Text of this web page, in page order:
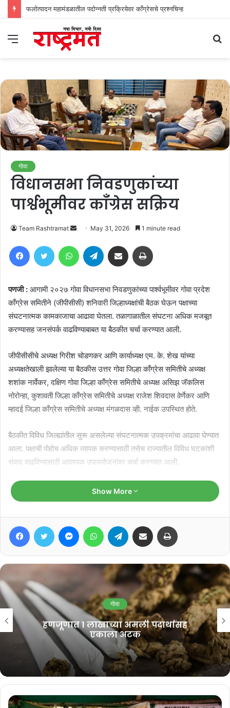
फलोत्पादन महामंडळातील पदोन्नती प्रक्रियेवर काँग्रेसचे प्रश्नचिन्ह
Menu
गोवा
विधानसभा निवडणुकांच्या
पार्श्वभूमीवर काँग्रेस सक्रिय
Team Rashtramat
Send
email
May 31, 2026 1 minute read
FacebookTwitter WhatsAppTelegram Share via Email
पणजी : आगामी २०२७ गोवा विधानसभा निवडणुकांच्या पार्श्वभूमीवर गोवा प्रदेश
काँग्रेस समितीने (जीपीसीसी) शनिवारी जिल्हाध्यक्षांची बैठक घेऊन पक्षाच्या
संघटनात्मक कामकाजाचा आढावा घेतला. तळागाळातील संघटना अधिक मजबूत
करण्यासह जनसंपर्क वाढविण्याबाबत या बैठकीत चर्चा करण्यात आली.
जीपीसीसीचे अध्यक्ष गिरीश चोडणकर आणि कार्याध्यक्ष एम. के. शेख यांच्या
अध्यक्षतेखाली झालेल्या या बैठकीस उत्तर गोवा जिल्हा काँग्रेस समितीचे अध्यक्ष
शशांक नार्वेकर, दक्षिण गोवा जिल्हा काँग्रेस समितीचे अध्यक्ष असिझ जॅकलिस
नोरोन्हा, कुशावती जिल्हा काँग्रेस समितीचे अध्यक्ष राजेश शिवदास वेर्णेकर आणि
म्हादई जिल्हा काँग्रेस समितीचे अध्यक्ष मंगळदास व्ही. नाईक उपस्थित होते.
बैठकीत विविध जिल्ह्यांतील सुरू असलेल्या संघटनात्मक उपक्रमांचा आढावा घेण्यात
आला. पक्षाची पोहोच अधिक व्यापक करण्यासाठी तसेच राज्यातील विविध घटकांशी
संवाद वाढविण्यासाठी आवश्यक उपाययोजनांवर चर्चा करण्यात आली.
Related Articles
‘जीवनाला दिशा देण्यात गुरूची भूमिका
महत्त्वाची’
August 5, 2026
फलोत्पादन महामंडळातील पदोन्नती
प्रक्रियेवर काँग्रेसचे प्रश्नचिन्ह
August 3, 2026
यावेळी बोलताना गिरीश चोडणकर यांनी पक्षसंघटना मजबूत करण्यासाठी एकजूट,
शिस्त आणि तळागाळातील कार्यकर्त्यांशी सातत्यपूर्ण संपर्क यांचे महत्त्व अधोरेखित
पक्षाने जारी केलेल्या निवेदनानुसार, २०२७ विधानसभा निवडणुकांच्या तयारीसाठी
संघटनात्मक बांधणी अधिक मजबूत करण्याचा आणि समन्वयाने काम करण्याचा
Show More
FacebookTwitter MessengerWhatsAppTelegram Share via Email
गोवा
हणजूणात 1 लाखाच्या अमली पदार्थासह
एकाला अटक